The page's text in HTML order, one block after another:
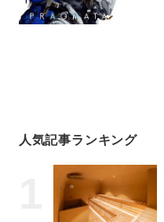
人気記事ランキング